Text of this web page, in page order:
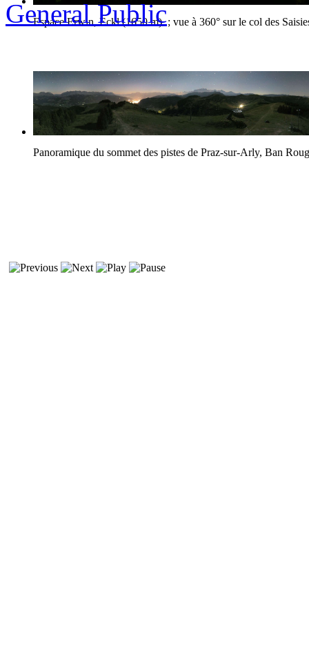
Espace Erwin, Eckl (1650 m) ; vue à 360° sur le col des
Panoramique du sommet des pistes de Praz-sur-Arly, Ban
General Public